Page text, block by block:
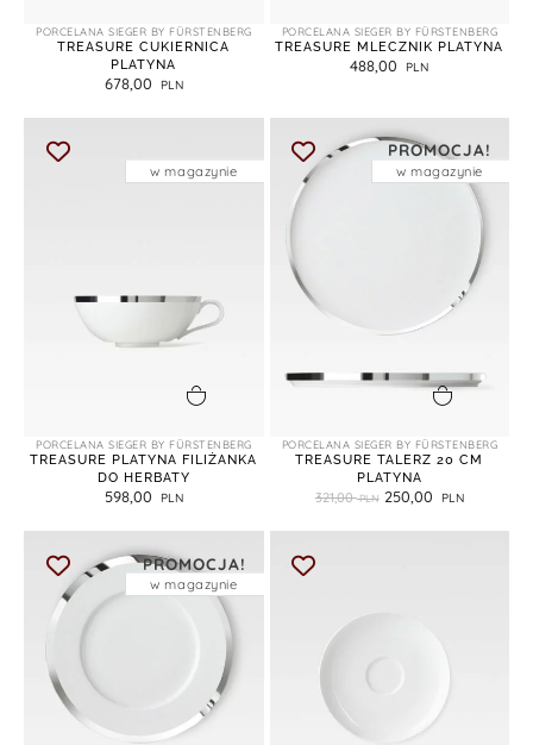
PORCELANA SIEGER BY FÜRSTENBERG
TREASURE CUKIERNICA
PLATYNA
678,00
PORCELANA SIEGER BY FÜRSTENBERG
TREASURE MLECZNIK PLATYNA
488,00
PORCELANA SIEGER BY FÜRSTENBERG
TREASURE PLATYNA FILIŻANKA
DO HERBATY
598,00
w magazynie
PROMOCJA!
PORCELANA SIEGER BY FÜRSTENBERG
TREASURE TALERZ 20 CM
PLATYNA
321,00
250,00
w magazynie
PROMOCJA!
w magazynie